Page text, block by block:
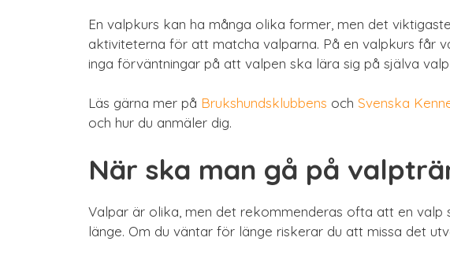
En valpkurs kan ha många olika former, men det
aktiviteterna för att matcha valparna. På en valpkurs får
inga förväntningar på att valpen ska lära sig på själva
Läs gärna mer på Brukshundsklubbens och Svenska
och hur du anmäler dig.
När ska man gå på
Valpar är olika, men det rekommenderas ofta att en
länge. Om du väntar för länge riskerar du att missa det